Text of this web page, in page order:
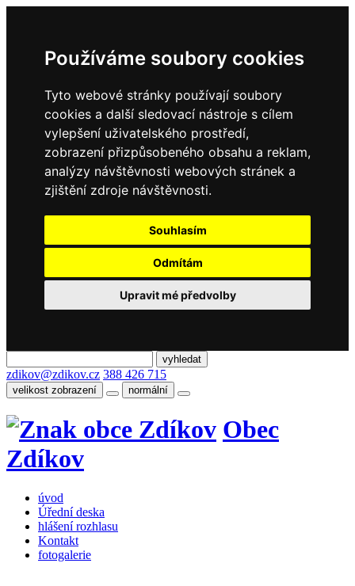
Používáme soubory cookies
Tyto webové stránky používají soubory
cookies a další sledovací nástroje s cílem
vylepšení uživatelského prostředí,
zobrazení přizpůsobeného obsahu a reklam,
analýzy návštěvnosti webových stránek a
zjištění zdroje návštěvnosti.
Souhlasím
Odmítám
Upravit mé předvolby
zdikov@zdikov.cz 388 426 715
velikost zobrazení normální
Obec
Zdíkov
úvod
Úřední deska
hlášení rozhlasu
Kontakt
fotogalerie